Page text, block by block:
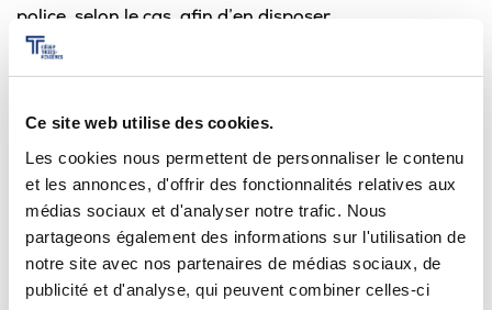
Ce site web utilise des cookies.
Les cookies nous permettent de personnaliser le contenu
et les annonces, d'offrir des fonctionnalités relatives aux
médias sociaux et d'analyser notre trafic. Nous
partageons également des informations sur l'utilisation de
notre site avec nos partenaires de médias sociaux, de
publicité et d'analyse, qui peuvent combiner celles-ci
police, selon le cas, afin d’en disposer.